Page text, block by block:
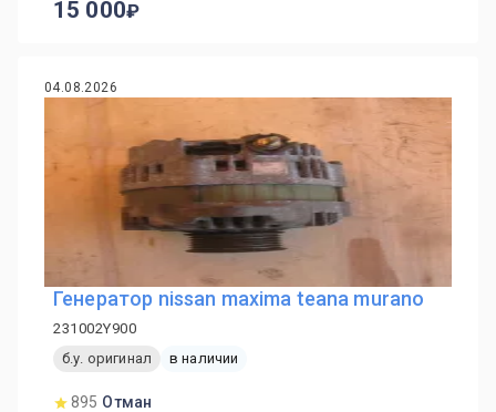
15 000
04.08.2026
Генератор nissan maxima teana murano
231002Y900
б.у. оригинал
в наличии
895 Отман